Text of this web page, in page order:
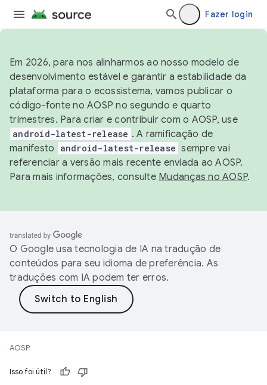
Fazer login
Em 2026, para nos alinharmos ao nosso modelo de
desenvolvimento estável e garantir a estabilidade da
plataforma para o ecossistema, vamos publicar o
código-fonte no AOSP no segundo e quarto
trimestres. Para criar e contribuir com o AOSP, use
android-latest-release . A ramificação de
manifesto
android-latest-release sempre vai
referenciar a versão mais recente enviada ao AOSP.
Para mais informações, consulte Mudanças no AOSP.
O Google usa tecnologia de IA na tradução de
conteúdos para seu idioma de preferência. As
traduções com IA podem ter erros.
AOSP
Isso foi útil?